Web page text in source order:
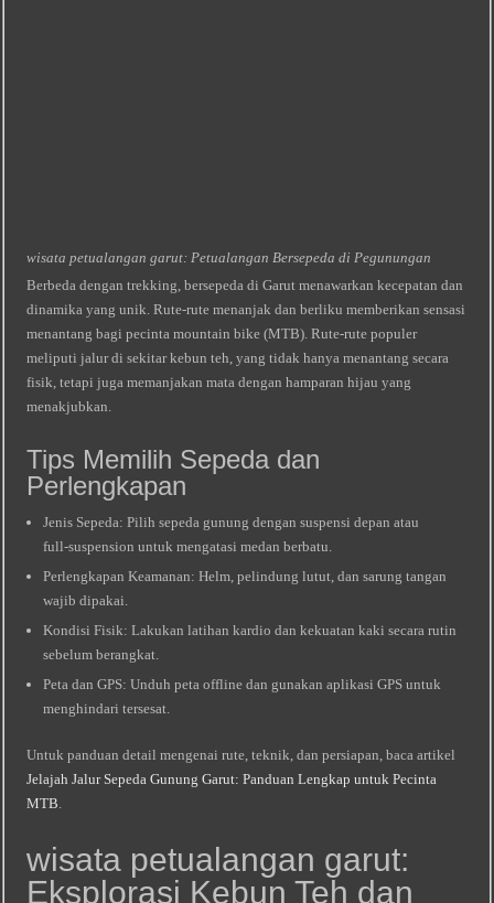
wisata petualangan garut: Petualangan Bersepeda di Pegunungan
Berbeda dengan trekking, bersepeda di Garut menawarkan kecepatan dan
dinamika yang unik. Rute‑rute menanjak dan berliku memberikan sensasi
menantang bagi pecinta mountain bike (MTB). Rute-rute populer
meliputi jalur di sekitar kebun teh, yang tidak hanya menantang secara
fisik, tetapi juga memanjakan mata dengan hamparan hijau yang
menakjubkan.
Tips Memilih Sepeda dan
Perlengkapan
Jenis Sepeda: Pilih sepeda gunung dengan suspensi depan atau
full‑suspension untuk mengatasi medan berbatu.
Perlengkapan Keamanan: Helm, pelindung lutut, dan sarung tangan
wajib dipakai.
Kondisi Fisik: Lakukan latihan kardio dan kekuatan kaki secara rutin
sebelum berangkat.
Peta dan GPS: Unduh peta offline dan gunakan aplikasi GPS untuk
menghindari tersesat.
Untuk panduan detail mengenai rute, teknik, dan persiapan, baca artikel
Jelajah Jalur Sepeda Gunung Garut: Panduan Lengkap untuk Pecinta
MTB
wisata petualangan garut:
Eksplorasi Kebun Teh dan